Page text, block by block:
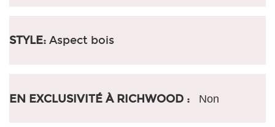
STYLE: Aspect bois
EN EXCLUSIVITÉ À RICHWOOD : Non